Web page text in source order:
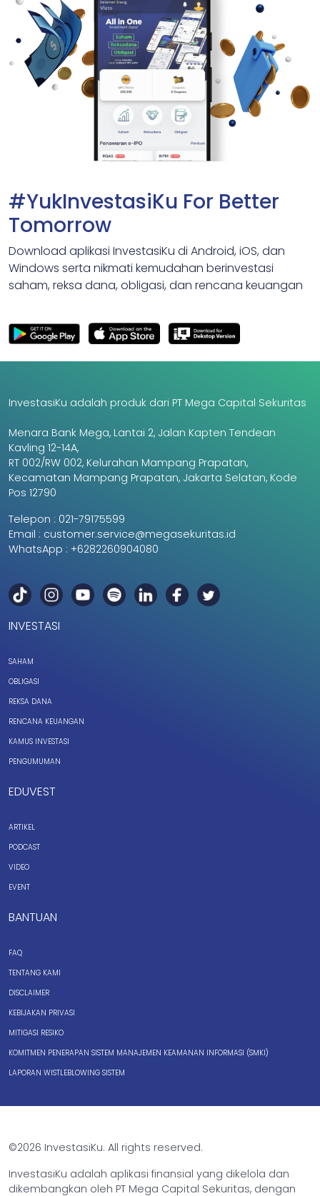
#YukInvestasiKu For Better
Tomorrow
Download aplikasi InvestasiKu di Android, iOS, dan
Windows serta nikmati kemudahan berinvestasi
saham, reksa dana, obligasi, dan rencana keuangan
InvestasiKu adalah produk dari PT Mega Capital Sekuritas
Menara Bank Mega, Lantai 2, Jalan Kapten Tendean
Kavling 12-14A,
RT 002/RW 002, Kelurahan Mampang Prapatan,
Kecamatan Mampang Prapatan, Jakarta Selatan, Kode
Pos 12790
Telepon : 021-79175599
Email : customer.service@megasekuritas.id
WhatsApp : +6282260904080
INVESTASI
SAHAM
OBLIGASI
REKSA DANA
RENCANA KEUANGAN
KAMUS INVESTASI
PENGUMUMAN
EDUVEST
ARTIKEL
PODCAST
VIDEO
EVENT
BANTUAN
FAQ
TENTANG KAMI
DISCLAIMER
KEBIJAKAN PRIVASI
MITIGASI RESIKO
KOMITMEN PENERAPAN SISTEM MANAJEMEN KEAMANAN INFORMASI (SMKI)
LAPORAN WISTLEBLOWING SISTEM
©2026 InvestasiKu. All rights reserved.
InvestasiKu adalah aplikasi finansial yang dikelola dan
dikembangkan oleh PT Mega Capital Sekuritas, dengan